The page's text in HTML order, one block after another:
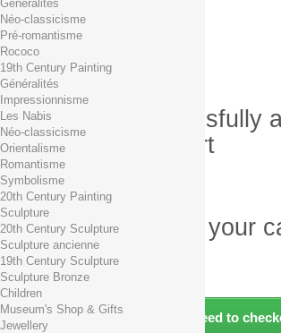
Free shipping!
0,00 € Total
Check out
Product successfully
your shopping cart
Quantity
Total
There is 1 item in your
Total products (tax incl.)
Total shipping TTC
Total (tax incl.)
Continue shopping Proceed to
Généralités
Néo-classicisme
Pré-romantisme
Rococo
19th Century Painting
Généralités
Impressionnisme
Les Nabis
Néo-classicisme
Orientalisme
Romantisme
Symbolisme
20th Century Painting
Sculpture
20th Century Sculpture
Sculpture ancienne
19th Century Sculpture
Sculpture Bronze
Children
Museum's Shop & Gifts
Jewellery